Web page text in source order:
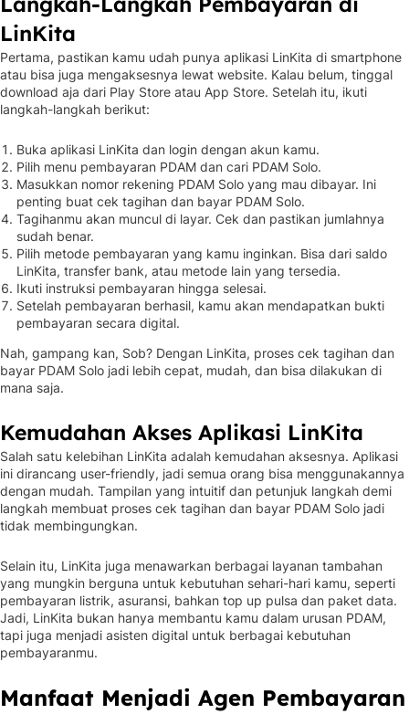
LinKita
Pertama, pastikan kamu udah punya aplikasi LinKita di smartphone
atau bisa juga mengaksesnya lewat website. Kalau belum, tinggal
download aja dari Play Store atau App Store. Setelah itu, ikuti
langkah-langkah berikut:
Buka aplikasi LinKita dan login dengan akun kamu.
Pilih menu pembayaran PDAM dan cari PDAM Solo.
Masukkan nomor rekening PDAM Solo yang mau dibayar. Ini
penting buat cek tagihan dan bayar PDAM Solo.
Tagihanmu akan muncul di layar. Cek dan pastikan jumlahnya
sudah benar.
Pilih metode pembayaran yang kamu inginkan. Bisa dari saldo
LinKita, transfer bank, atau metode lain yang tersedia.
Ikuti instruksi pembayaran hingga selesai.
Setelah pembayaran berhasil, kamu akan mendapatkan bukti
pembayaran secara digital.
Nah, gampang kan, Sob? Dengan LinKita, proses cek tagihan dan
bayar PDAM Solo jadi lebih cepat, mudah, dan bisa dilakukan di
mana saja.
Kemudahan Akses Aplikasi LinKita
Salah satu kelebihan LinKita adalah kemudahan aksesnya. Aplikasi
ini dirancang user-friendly, jadi semua orang bisa menggunakannya
dengan mudah. Tampilan yang intuitif dan petunjuk langkah demi
langkah membuat proses cek tagihan dan bayar PDAM Solo jadi
tidak membingungkan.
Selain itu, LinKita juga menawarkan berbagai layanan tambahan
yang mungkin berguna untuk kebutuhan sehari-hari kamu, seperti
pembayaran listrik, asuransi, bahkan top up pulsa dan paket data.
Jadi, LinKita bukan hanya membantu kamu dalam urusan PDAM,
tapi juga menjadi asisten digital untuk berbagai kebutuhan
pembayaranmu.
Manfaat Menjadi Agen Pembayaran